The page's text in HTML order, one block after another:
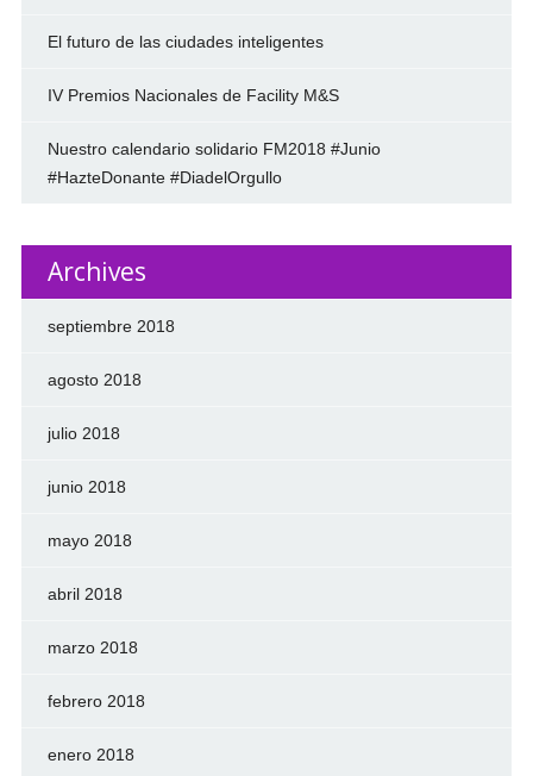
El futuro de las ciudades inteligentes
IV Premios Nacionales de Facility M&S
Nuestro calendario solidario FM2018 #Junio
#HazteDonante #DiadelOrgullo
Archives
septiembre 2018
agosto 2018
julio 2018
junio 2018
mayo 2018
abril 2018
marzo 2018
febrero 2018
enero 2018